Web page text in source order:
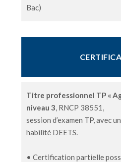
Bac)
Titre professionnel TP «
niveau 3, RNCP 38551,
session d’examen TP, avec
habilité DEETS.
• Certification partielle